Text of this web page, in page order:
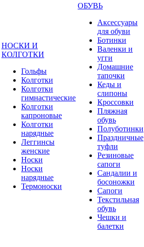
НОСКИ И
КОЛГОТКИ
Гольфы
Колготки
Колготки
гимнастические
Колготки
капроновые
Колготки
нарядные
Леггинсы
женские
Носки
Носки
нарядные
Термоноски
ОБУВЬ
Аксессуары
для обуви
Ботинки
Валенки и
угги
Домашние
тапочки
Кеды и
слипоны
Кроссовки
Пляжная
обувь
Полуботинки
Праздничные
туфли
Резиновые
сапоги
Сандалии и
босоножки
Сапоги
Текстильная
обувь
Чешки и
балетки